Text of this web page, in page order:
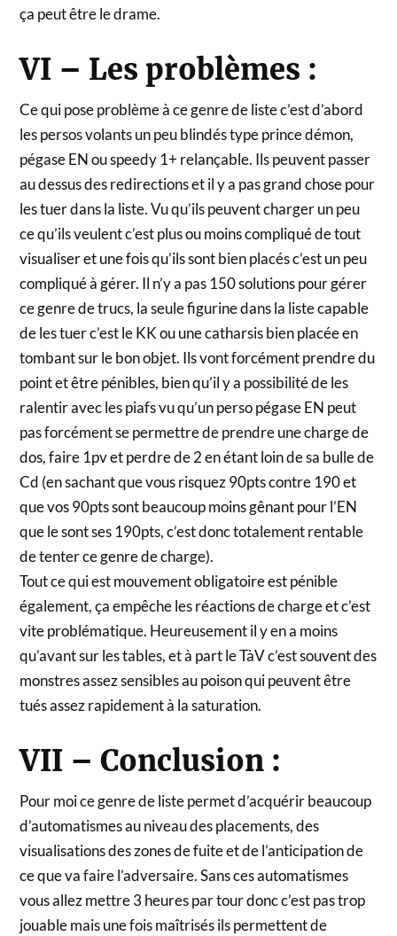
ça peut être le drame.
VI – Les problèmes :
Ce qui pose problème à ce genre de liste c’est d’abord
les persos volants un peu blindés type prince démon,
pégase EN ou speedy 1+ relançable. Ils peuvent passer
au dessus des redirections et il y a pas grand chose pour
les tuer dans la liste. Vu qu’ils peuvent charger un peu
ce qu’ils veulent c’est plus ou moins compliqué de tout
visualiser et une fois qu’ils sont bien placés c’est un peu
compliqué à gérer. Il n’y a pas 150 solutions pour gérer
ce genre de trucs, la seule figurine dans la liste capable
de les tuer c’est le KK ou une catharsis bien placée en
tombant sur le bon objet. Ils vont forcément prendre du
point et être pénibles, bien qu’il y a possibilité de les
ralentir avec les piafs vu qu’un perso pégase EN peut
pas forcément se permettre de prendre une charge de
dos, faire 1pv et perdre de 2 en étant loin de sa bulle de
Cd (en sachant que vous risquez 90pts contre 190 et
que vos 90pts sont beaucoup moins gênant pour l’EN
que le sont ses 190pts, c’est donc totalement rentable
de tenter ce genre de charge).
Tout ce qui est mouvement obligatoire est pénible
également, ça empêche les réactions de charge et c’est
vite problématique. Heureusement il y en a moins
qu’avant sur les tables, et à part le TàV c’est souvent des
monstres assez sensibles au poison qui peuvent être
tués assez rapidement à la saturation.
VII – Conclusion :
Pour moi ce genre de liste permet d’acquérir beaucoup
d’automatismes au niveau des placements, des
visualisations des zones de fuite et de l’anticipation de
ce que va faire l’adversaire. Sans ces automatismes
vous allez mettre 3 heures par tour donc c’est pas trop
jouable mais une fois maîtrisés ils permettent de